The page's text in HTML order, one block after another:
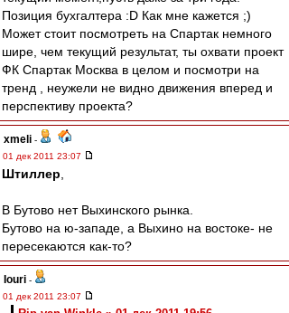
Позиция бухгалтера :D Как мне кажется ;)
Может стоит посмотреть на Спартак немного
шире, чем текущий результат, ты охвати проект
ФК Спартак Москва в целом и посмотри на
тренд , неужели не видно движения вперед и
перспективу проекта?
xmeli -
01 дек 2011 23:07
Штиллер
В Бутово нет Выхинского рынка.
Бутово на ю-западе, а Выхино на востоке- не
пересекаются как-то?
Iouri -
01 дек 2011 23:07